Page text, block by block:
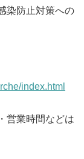
染防止対策への
index.html
営業時間などは